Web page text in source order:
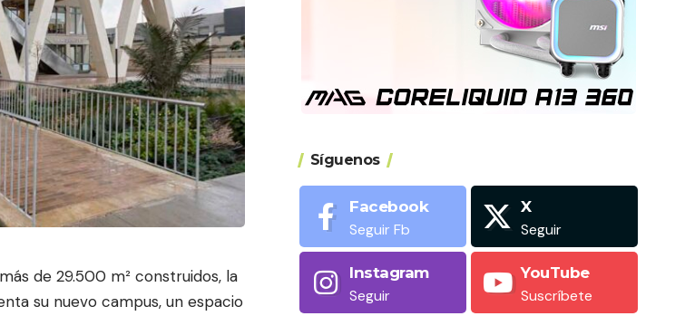
de 29.500 m² construidos, la
su nuevo campus, un espacio
Síguenos
Facebook
Seguir Fb
X
Seguir
Instagram
Seguir
YouTube
Suscríbete